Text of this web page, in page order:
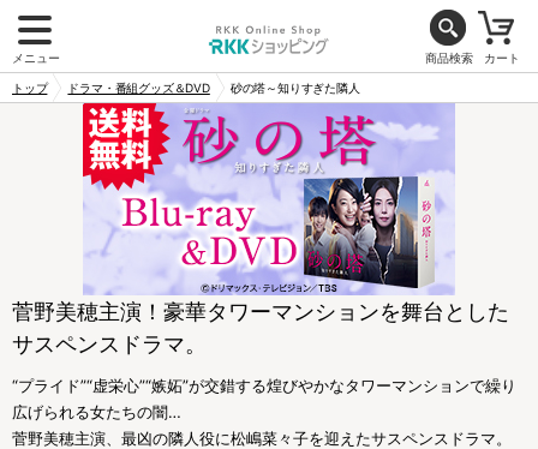
メニュー 商品検索 カート
トップ ドラマ・番組グッズ＆DVD 砂の塔～知りすぎた隣人
菅野美穂主演！豪華タワーマンションを舞台とした
サスペンスドラマ。
“プライド”“虚栄心”“嫉妬”が交錯する煌びやかなタワーマンションで繰り
広げられる女たちの闇…
菅野美穂主演、最凶の隣人役に松嶋菜々子を迎えたサスペンスドラマ。